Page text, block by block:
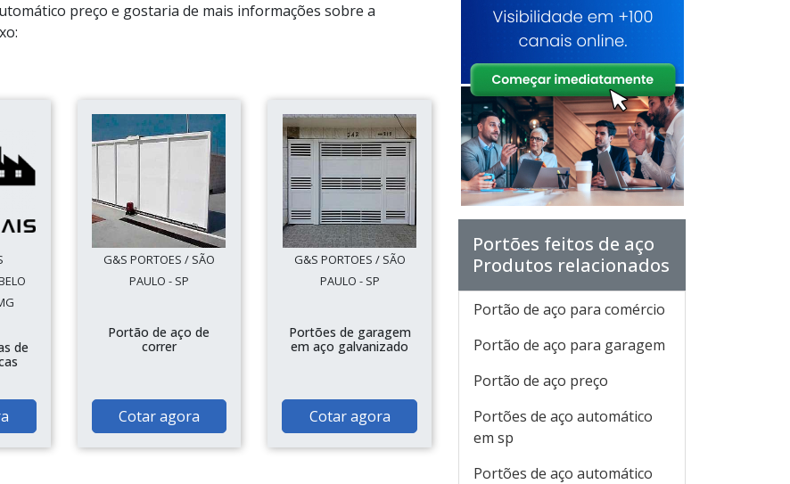
preço e gostaria de mais informações sobre a
de
G&S PORTOES / SÃO
PAULO - SP
Portão de aço de
correr
Cotar agora
G&S PORTOES / SÃO
PAULO - SP
Portões de garagem
em aço galvanizado
Cotar agora
Portões feitos de aço
Produtos relacionados
Portão de aço para comércio
Portão de aço para garagem
Portão de aço preço
Portões de aço automático
em sp
Portões de aço automático